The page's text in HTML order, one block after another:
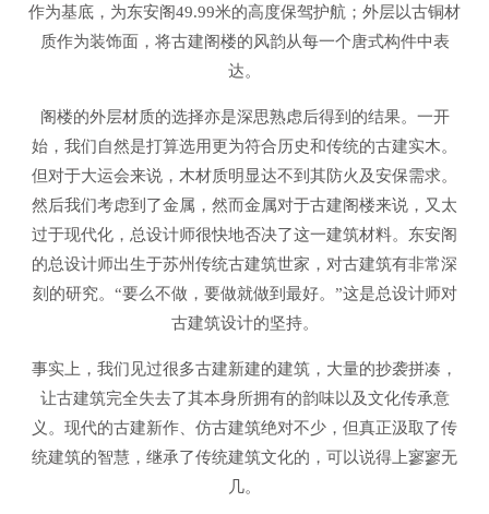
作为基底，为东安阁49.99米的高度保驾护航；外层以古铜材
质作为装饰面，将古建阁楼的风韵从每一个唐式构件中表
达。
阁楼的外层材质的选择亦是深思熟虑后得到的结果。一开
始，我们自然是打算选用更为符合历史和传统的古建实木。
但对于大运会来说，木材质明显达不到其防火及安保需求。
然后我们考虑到了金属，然而金属对于古建阁楼来说，又太
过于现代化，总设计师很快地否决了这一建筑材料。东安阁
的总设计师出生于苏州传统古建筑世家，对古建筑有非常深
刻的研究。“要么不做，要做就做到最好。”这是总设计师对
古建筑设计的坚持。
事实上，我们见过很多古建新建的建筑，大量的抄袭拼凑，
让古建筑完全失去了其本身所拥有的韵味以及文化传承意
义。现代的古建新作、仿古建筑绝对不少，但真正汲取了传
统建筑的智慧，继承了传统建筑文化的，可以说得上寥寥无
几。